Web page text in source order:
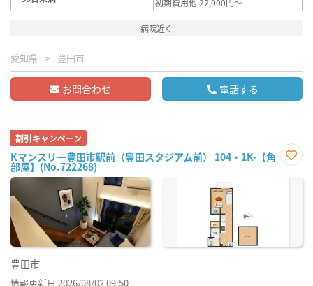
病院近く
愛知県 豊田市
お問合わせ 電話する
割引キャンペーン
Kマンスリー豊田市駅前（豊田スタジアム前） 104・1K-【角
部屋】(No.722268)
に入
豊田市
情報更新日 2026/08/02 09:50